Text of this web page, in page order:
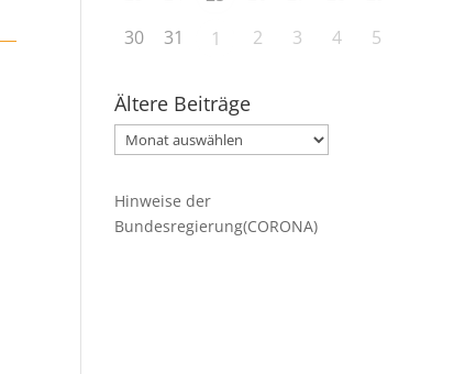
30
31 1 2 3 4 5
Ältere Beiträge
Ältere
Beiträge
Hinweise der
Bundesregierung(CORONA)